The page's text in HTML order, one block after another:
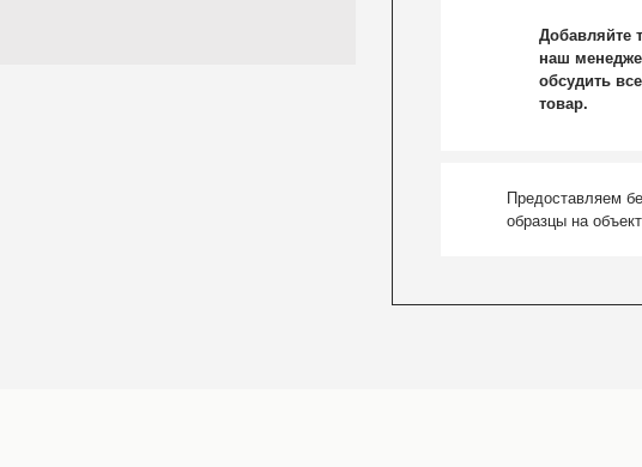
Добавляйте
наш
обсудить
товар.
Предоставляем
образцы на